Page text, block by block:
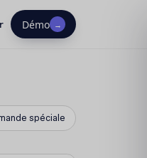
Démo →
spéciale